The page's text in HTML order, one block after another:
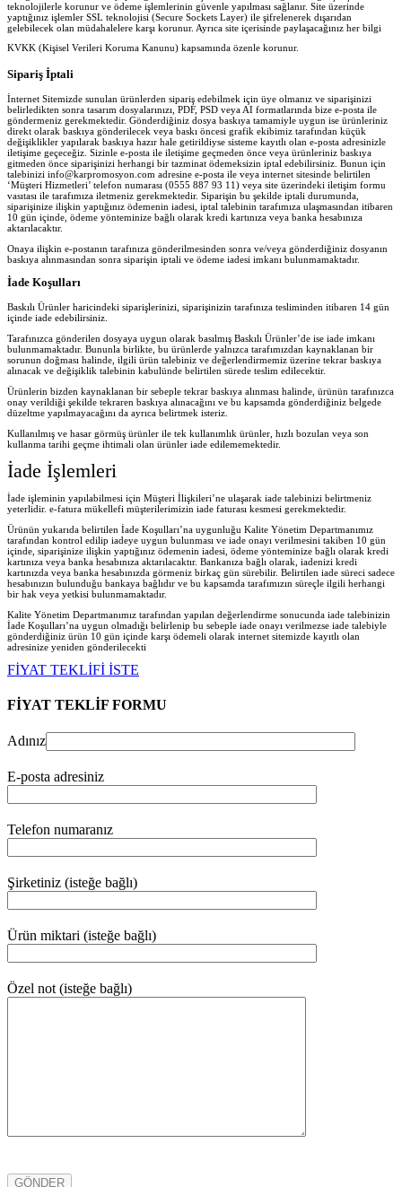
teknolojilerle korunur ve ödeme işlemlerinin güvenle yapılması sağlanır. Site üzerinde
yaptığınız işlemler SSL teknolojisi (Secure Sockets Layer) ile şifrelenerek dışarıdan
gelebilecek olan müdahalelere karşı korunur. Ayrıca site içerisinde paylaşacağınız her bilgi
KVKK (Kişisel Verileri Koruma Kanunu) kapsamında özenle korunur.
Sipariş İptali
İnternet Sitemizde sunulan ürünlerden sipariş edebilmek için üye olmanız ve siparişinizi
belirledikten sonra tasarım dosyalarınızı, PDF, PSD veya AI formatlarında bize e-posta ile
göndermeniz gerekmektedir. Gönderdiğiniz dosya baskıya tamamiyle uygun ise ürünleriniz
direkt olarak baskıya gönderilecek veya baskı öncesi grafik ekibimiz tarafından küçük
değişiklikler yapılarak baskıya hazır hale getirildiyse sisteme kayıtlı olan e-posta adresinizle
iletişime geçeceğiz. Sizinle e-posta ile iletişime geçmeden önce veya ürünleriniz baskıya
gitmeden önce siparişinizi herhangi bir tazminat ödemeksizin iptal edebilirsiniz. Bunun için
talebinizi info@karpromosyon.com adresine e-posta ile veya internet sitesinde belirtilen
‘Müşteri Hizmetleri’ telefon numarası (0555 887 93 11) veya site üzerindeki iletişim formu
vasıtası ile tarafımıza iletmeniz gerekmektedir. Siparişin bu şekilde iptali durumunda,
siparişinize ilişkin yaptığınız ödemenin iadesi, iptal talebinin tarafımıza ulaşmasından itibaren
10 gün içinde, ödeme yönteminize bağlı olarak kredi kartınıza veya banka hesabınıza
aktarılacaktır.
Onaya ilişkin e-postanın tarafınıza gönderilmesinden sonra ve/veya gönderdiğiniz dosyanın
baskıya alınmasından sonra siparişin iptali ve ödeme iadesi imkanı bulunmamaktadır.
İade Koşulları
Baskılı Ürünler haricindeki siparişlerinizi, siparişinizin tarafınıza tesliminden itibaren 14 gün
içinde iade edebilirsiniz.
Tarafınızca gönderilen dosyaya uygun olarak basılmış Baskılı Ürünler’de ise iade imkanı
bulunmamaktadır. Bununla birlikte, bu ürünlerde yalnızca tarafımızdan kaynaklanan bir
sorunun doğması halinde, ilgili ürün talebiniz ve değerlendirmemiz üzerine tekrar baskıya
alınacak ve değişiklik talebinin kabulünde belirtilen sürede teslim edilecektir.
Ürünlerin bizden kaynaklanan bir sebeple tekrar baskıya alınması halinde, ürünün tarafınızca
onay verildiği şekilde tekraren baskıya alınacağını ve bu kapsamda gönderdiğiniz belgede
düzeltme yapılmayacağını da ayrıca belirtmek isteriz.
Kullanılmış ve hasar görmüş ürünler ile tek kullanımlık ürünler, hızlı bozulan veya son
kullanma tarihi geçme ihtimali olan ürünler iade edilememektedir.
İade İşlemleri
İade işleminin yapılabilmesi için Müşteri İlişkileri’ne ulaşarak iade talebinizi belirtmeniz
yeterlidir. e-fatura mükellefi müşterilerimizin iade faturası kesmesi gerekmektedir.
Ürünün yukarıda belirtilen İade Koşulları’na uygunluğu Kalite Yönetim Departmanımız
tarafından kontrol edilip iadeye uygun bulunması ve iade onayı verilmesini takiben 10 gün
içinde, siparişinize ilişkin yaptığınız ödemenin iadesi, ödeme yönteminize bağlı olarak kredi
kartınıza veya banka hesabınıza aktarılacaktır. Bankanıza bağlı olarak, iadenizi kredi
kartınızda veya banka hesabınızda görmeniz birkaç gün sürebilir. Belirtilen iade süreci sadece
hesabınızın bulunduğu bankaya bağlıdır ve bu kapsamda tarafımızın süreçle ilgili herhangi
bir hak veya yetkisi bulunmamaktadır.
Kalite Yönetim Departmanımız tarafından yapılan değerlendirme sonucunda iade talebinizin
İade Koşulları’na uygun olmadığı belirlenip bu sebeple iade onayı verilmezse iade talebiyle
gönderdiğiniz ürün 10 gün içinde karşı ödemeli olarak internet sitemizde kayıtlı olan
adresinize yeniden gönderilecekti
FİYAT TEKLİFİ İSTE
FİYAT TEKLİF FORMU
Adınız
E-posta adresiniz
Telefon numaranız
Şirketiniz (isteğe bağlı)
Ürün miktari (isteğe bağlı)
Özel not (isteğe bağlı)